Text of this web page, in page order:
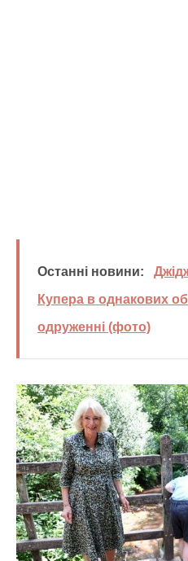
Останні новини:
Купера в однакових
одруженні (фото)